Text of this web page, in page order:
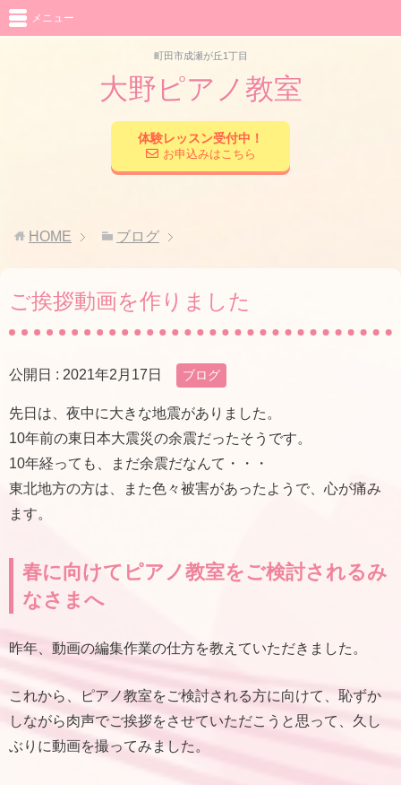
町田市成瀬が丘1丁目
大野ピアノ教室
体験レッスン受付中！
お申込みはこちら
メニュー
HOME ブログ
ご挨拶動画を作りました
公開日 : 2021年2月17日 ブログ
先日は、夜中に大きな地震がありました。
10年前の東日本大震災の余震だったそうです。
10年経っても、まだ余震だなんて・・・
東北地方の方は、また色々被害があったようで、心が痛み
ます。
春に向けてピアノ教室をご検討されるみ
なさまへ
昨年、動画の編集作業の仕方を教えていただきました。
これから、ピアノ教室をご検討される方に向けて、恥ずか
しながら肉声でご挨拶をさせていただこうと思って、久し
ぶりに動画を撮ってみました。